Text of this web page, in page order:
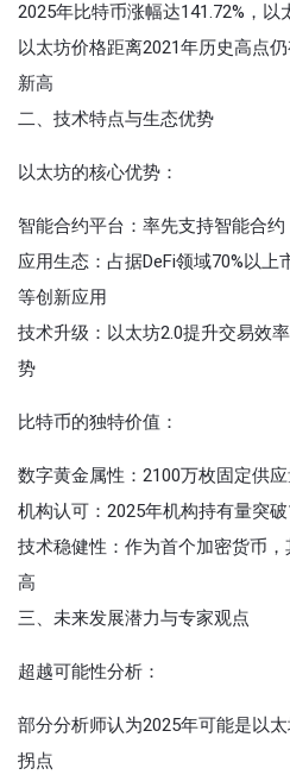
2025年比特币涨幅达141.72%，以
以太坊价格距离2021年历史高点
新高
二、技术特点与生态优势
以太坊的核心优势‌：
智能合约平台‌：率先支持智能合
应用生态‌：占据DeFi领域70%以上
等创新应用
技术升级‌：以太坊2.0提升交易效
势
比特币的独特价值‌：
数字黄金属性‌：2100万枚固定供
机构认可‌：2025年机构持有量突
技术稳健性‌：作为首个加密货币
高
三、未来发展潜力与专家观点
超越可能性分析‌：
部分分析师认为2025年可能是以
拐点